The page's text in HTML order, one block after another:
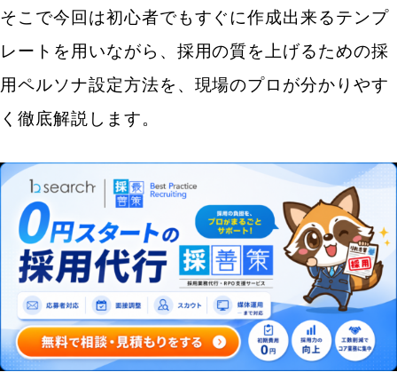
そこで今回は初心者でもすぐに作成出来るテンプ
レートを用いながら、採用の質を上げるための採
用ペルソナ設定方法を、現場のプロが分かりやす
く徹底解説します。